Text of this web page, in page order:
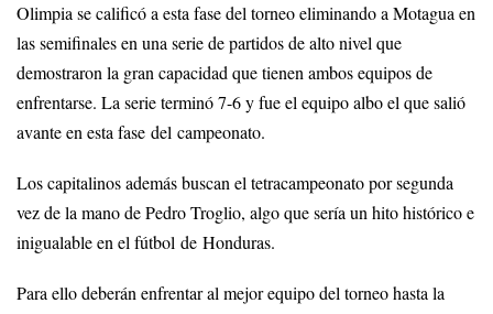
Olimpia se calificó a esta fase del torneo eliminando a Motagua en
las semifinales en una serie de partidos de alto nivel que
demostraron la gran capacidad que tienen ambos equipos de
enfrentarse. La serie terminó 7-6 y fue el equipo albo el que salió
avante en esta fase del campeonato.
Los capitalinos además buscan el tetracampeonato por segunda
vez de la mano de Pedro Troglio, algo que sería un hito histórico e
inigualable en el fútbol de Honduras.
Para ello deberán enfrentar al mejor equipo del torneo hasta la